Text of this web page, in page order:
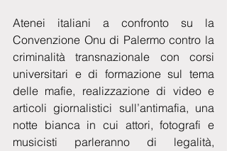
Atenei italiani a confronto su la
Convenzione Onu di Palermo contro la
criminalità transnazionale con corsi
universitari e di formazione sul tema
delle mafie, realizzazione di video e
articoli giornalistici sull’antimafia, una
notte bianca in cui attori, fotografi e
musicisti parleranno di legalità,